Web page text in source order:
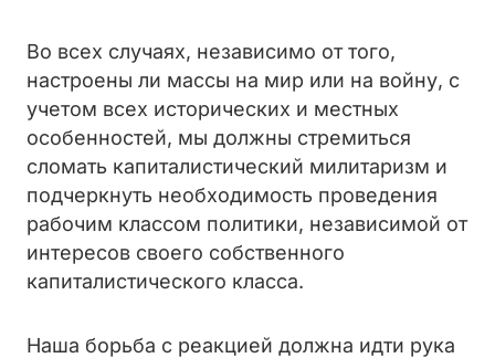
Во всех случаях, независимо от того,
настроены ли массы на мир или на войну, с
учетом всех исторических и местных
особенностей, мы должны стремиться
сломать капиталистический милитаризм и
подчеркнуть необходимость проведения
рабочим классом политики, независимой от
интересов своего собственного
капиталистического класса.
Наша борьба с реакцией должна идти рука